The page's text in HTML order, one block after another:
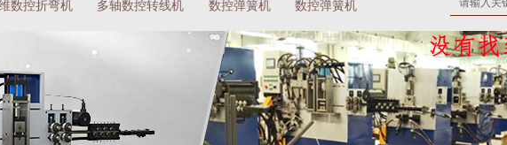
数控折弯机 多轴数控转线机 数控弹簧机 数控弹簧机